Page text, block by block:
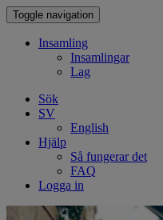
Toggle navigation
Insamling
Insamlingar
Lag
Sök
SV
English
Hjälp
Så fungerar det
FAQ
Logga in